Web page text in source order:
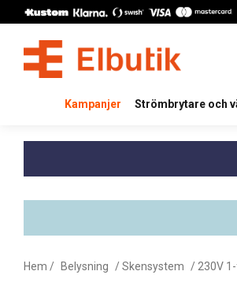
Kampanjer Strömbrytare och
Hem / Belysning /Skensystem / 230V